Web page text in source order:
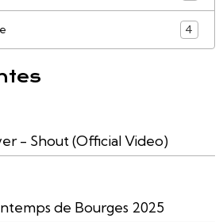
4
- Shout (Official Video)
de Bourges 2025